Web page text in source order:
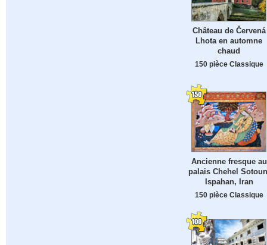
Château de Červená
Lhota en automne
chaud
150 pièce Classique
Ancienne fresque au
palais Chehel
Ispahan, Iran
150 pièce Classique